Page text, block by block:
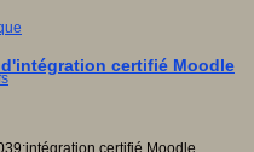
certifié Moodle